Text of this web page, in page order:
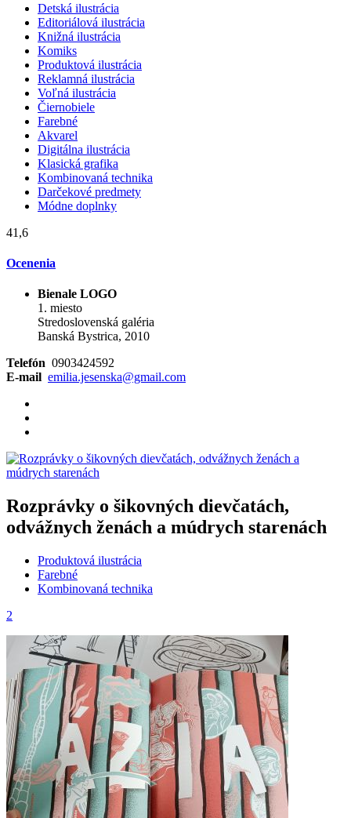
Detská ilustrácia
Editoriálová ilustrácia
Knižná ilustrácia
Komiks
Produktová ilustrácia
Reklamná ilustrácia
Voľná ilustrácia
Čiernobiele
Farebné
Akvarel
Digitálna ilustrácia
Klasická grafika
Kombinovaná technika
Darčekové predmety
Módne doplnky
41,6
Ocenenia
Bienale LOGO
1. miesto
Stredoslovenská galéria
Banská Bystrica, 2010
Telefón 0903424592
E-mail emilia.jesenska@gmail.com
Rozprávky o šikovných dievčatách,
odvážnych ženách a múdrych starenách
Produktová ilustrácia
Farebné
Kombinovaná technika
2